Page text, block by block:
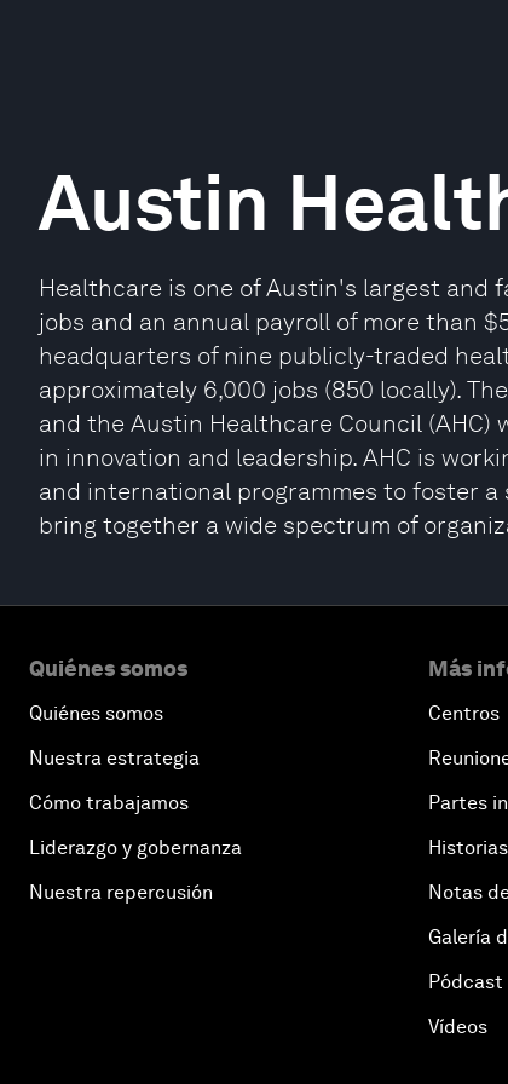
Austin
Healthcare is one of Austin's largest and
jobs and an annual payroll of more than
headquarters of nine publicly-traded
approximately 6,000 jobs (850 locally).
and the Austin Healthcare Council
in innovation and leadership. AHC is
and international programmes to foster
bring together a wide spectrum of
Quiénes somos
Quiénes somos
Nuestra estrategia
Cómo trabajamos
Liderazgo y gobernanza
Nuestra repercusión
Más
Centros
Partes
Notas
Galería
Pódcast
Vídeos